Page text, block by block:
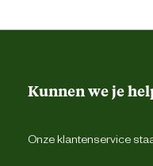
Kunnen we je
Onze klantenservice